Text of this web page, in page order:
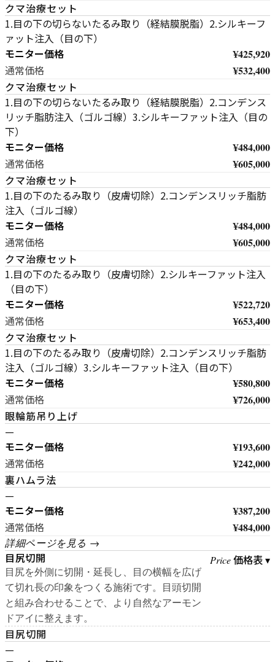
クマ治療セット
1.目の下の切らないたるみ取り（経結膜脱脂）2.シルキーフ
ァット注入（目の下）
モニター価格 ¥425,920
通常価格 ¥532,400
クマ治療セット
1.目の下の切らないたるみ取り（経結膜脱脂）2.コンデンス
リッチ脂肪注入（ゴルゴ線）3.シルキーファット注入（目の
下）
モニター価格 ¥484,000
通常価格 ¥605,000
クマ治療セット
1.目の下のたるみ取り（皮膚切除）2.コンデンスリッチ脂肪
注入（ゴルゴ線）
モニター価格 ¥484,000
通常価格 ¥605,000
クマ治療セット
1.目の下のたるみ取り（皮膚切除）2.シルキーファット注入
（目の下）
モニター価格 ¥522,720
通常価格 ¥653,400
クマ治療セット
1.目の下のたるみ取り（皮膚切除）2.コンデンスリッチ脂肪
注入（ゴルゴ線）3.シルキーファット注入（目の下）
モニター価格 ¥580,800
通常価格 ¥726,000
眼輪筋吊り上げ
—
モニター価格 ¥193,600
通常価格 ¥242,000
裏ハムラ法
—
モニター価格 ¥387,200
通常価格 ¥484,000
詳細ページを見る →
目尻切開
目尻を外側に切開・延長し、目の横幅を広げ
て切れ長の印象をつくる施術です。目頭切開
と組み合わせることで、より自然なアーモン
ドアイに整えます。
Price価格表 ▾
目尻切開
—